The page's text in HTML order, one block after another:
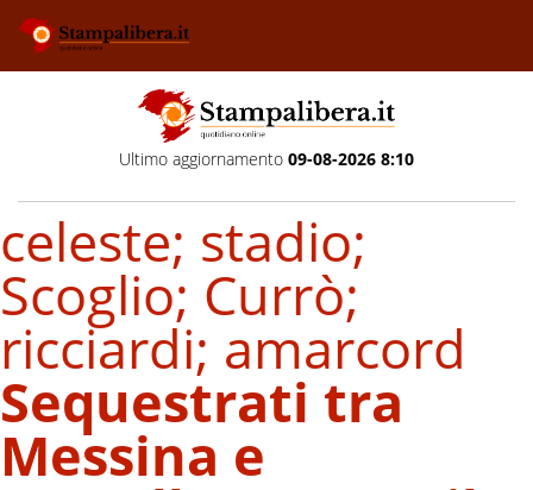
Ultimo aggiornamento 09-08-2026 8:10
celeste; stadio;
Scoglio; Currò;
ricciardi; amarcord
Sequestrati tra
Messina e